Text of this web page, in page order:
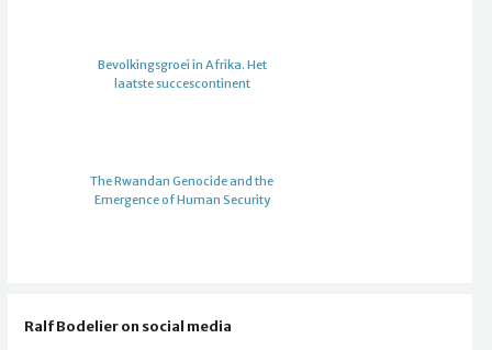
Bevolkingsgroei in Afrika. Het
laatste succescontinent
The Rwandan Genocide and the
Emergence of Human Security
Ralf Bodelier on social media